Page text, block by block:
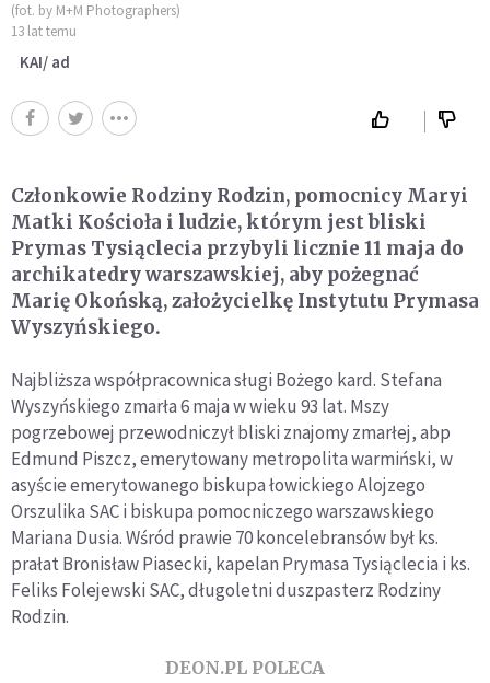
(fot. by M+M Photographers)
13 lat temu
KAI/ ad
Członkowie Rodziny Rodzin, pomocnicy Maryi
Matki Kościoła i ludzie, którym jest bliski
Prymas Tysiąclecia przybyli licznie 11 maja do
archikatedry warszawskiej, aby pożegnać
Marię Okońską, założycielkę Instytutu Prymasa
Wyszyńskiego.
Najbliższa współpracownica sługi Bożego kard. Stefana
Wyszyńskiego zmarła 6 maja w wieku 93 lat. Mszy
pogrzebowej przewodniczył bliski znajomy zmarłej, abp
Edmund Piszcz, emerytowany metropolita warmiński, w
asyście emerytowanego biskupa łowickiego Alojzego
Orszulika SAC i biskupa pomocniczego warszawskiego
Mariana Dusia. Wśród prawie 70 koncelebransów był ks.
prałat Bronisław Piasecki, kapelan Prymasa Tysiąclecia i ks.
Feliks Folejewski SAC, długoletni duszpasterz Rodziny
Rodzin.
DEON.PL POLECA